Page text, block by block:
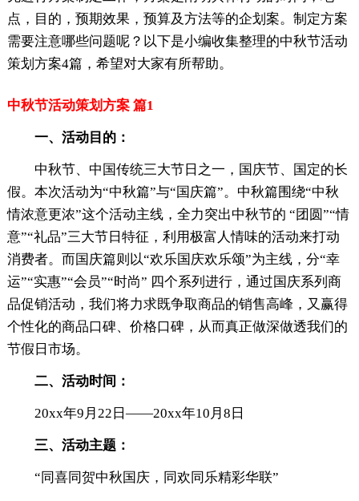
点，目的，预期效果，预算及方法等的企划案。制定方案
需要注意哪些问题呢？以下是小编收集整理的中秋节活动
策划方案4篇，希望对大家有所帮助。
中秋节活动策划方案 篇1
一、活动目的：
中秋节、中国传统三大节日之一，国庆节、国定的长
假。本次活动为“中秋篇”与“国庆篇”。中秋篇围绕“中秋
情浓意更浓”这个活动主线，全力突出中秋节的 “团圆”“情
意”“礼品”三大节日特征，利用极富人情味的活动来打动
消费者。而国庆篇则以“欢乐国庆欢乐颂”为主线，分“幸
运”“实惠”“会员”“时尚” 四个系列进行，通过国庆系列商
品促销活动，我们将力求既争取商品的销售高峰，又赢得
个性化的商品口碑、价格口碑，从而真正做深做透我们的
节假日市场。
二、活动时间：
20xx年9月22日——20xx年10月8日
三、活动主题：
“同喜同贺中秋国庆，同欢同乐精彩华联”